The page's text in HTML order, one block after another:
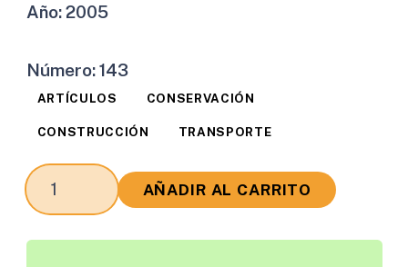
Año:2005
Número:143
ARTÍCULOS CONSERVACIÓN
CONSTRUCCIÓN TRANSPORTE
Turismo
y
AÑADIR AL CARRITO